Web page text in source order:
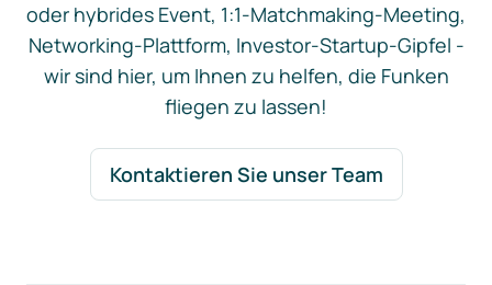
oder hybrides Event, 1:1-Matchmaking-Meeting,
Networking-Plattform, Investor-Startup-Gipfel -
wir sind hier, um Ihnen zu helfen, die Funken
fliegen zu lassen!
Kontaktieren Sie unser Team